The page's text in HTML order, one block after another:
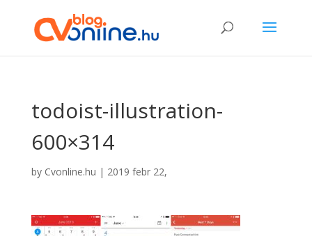
todoist-illustration-
600×314
by Cvonline.hu | 2019 febr 22,